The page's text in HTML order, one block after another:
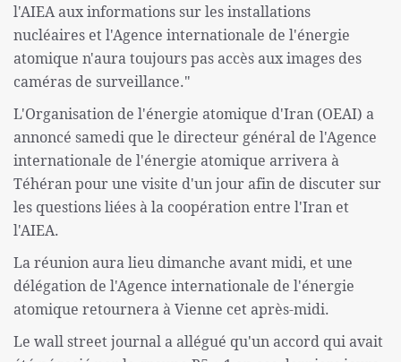
l'AIEA aux informations sur les installations
nucléaires et l'Agence internationale de l'énergie
atomique n'aura toujours pas accès aux images des
caméras de surveillance."
L'Organisation de l'énergie atomique d'Iran (OEAI) a
annoncé samedi que le directeur général de l'Agence
internationale de l'énergie atomique arrivera à
Téhéran pour une visite d'un jour afin de discuter sur
les questions liées à la coopération entre l'Iran et
l'AIEA.
La réunion aura lieu dimanche avant midi, et une
délégation de l'Agence internationale de l'énergie
atomique retournera à Vienne cet après-midi.
Le wall street journal a allégué qu'un accord qui avait